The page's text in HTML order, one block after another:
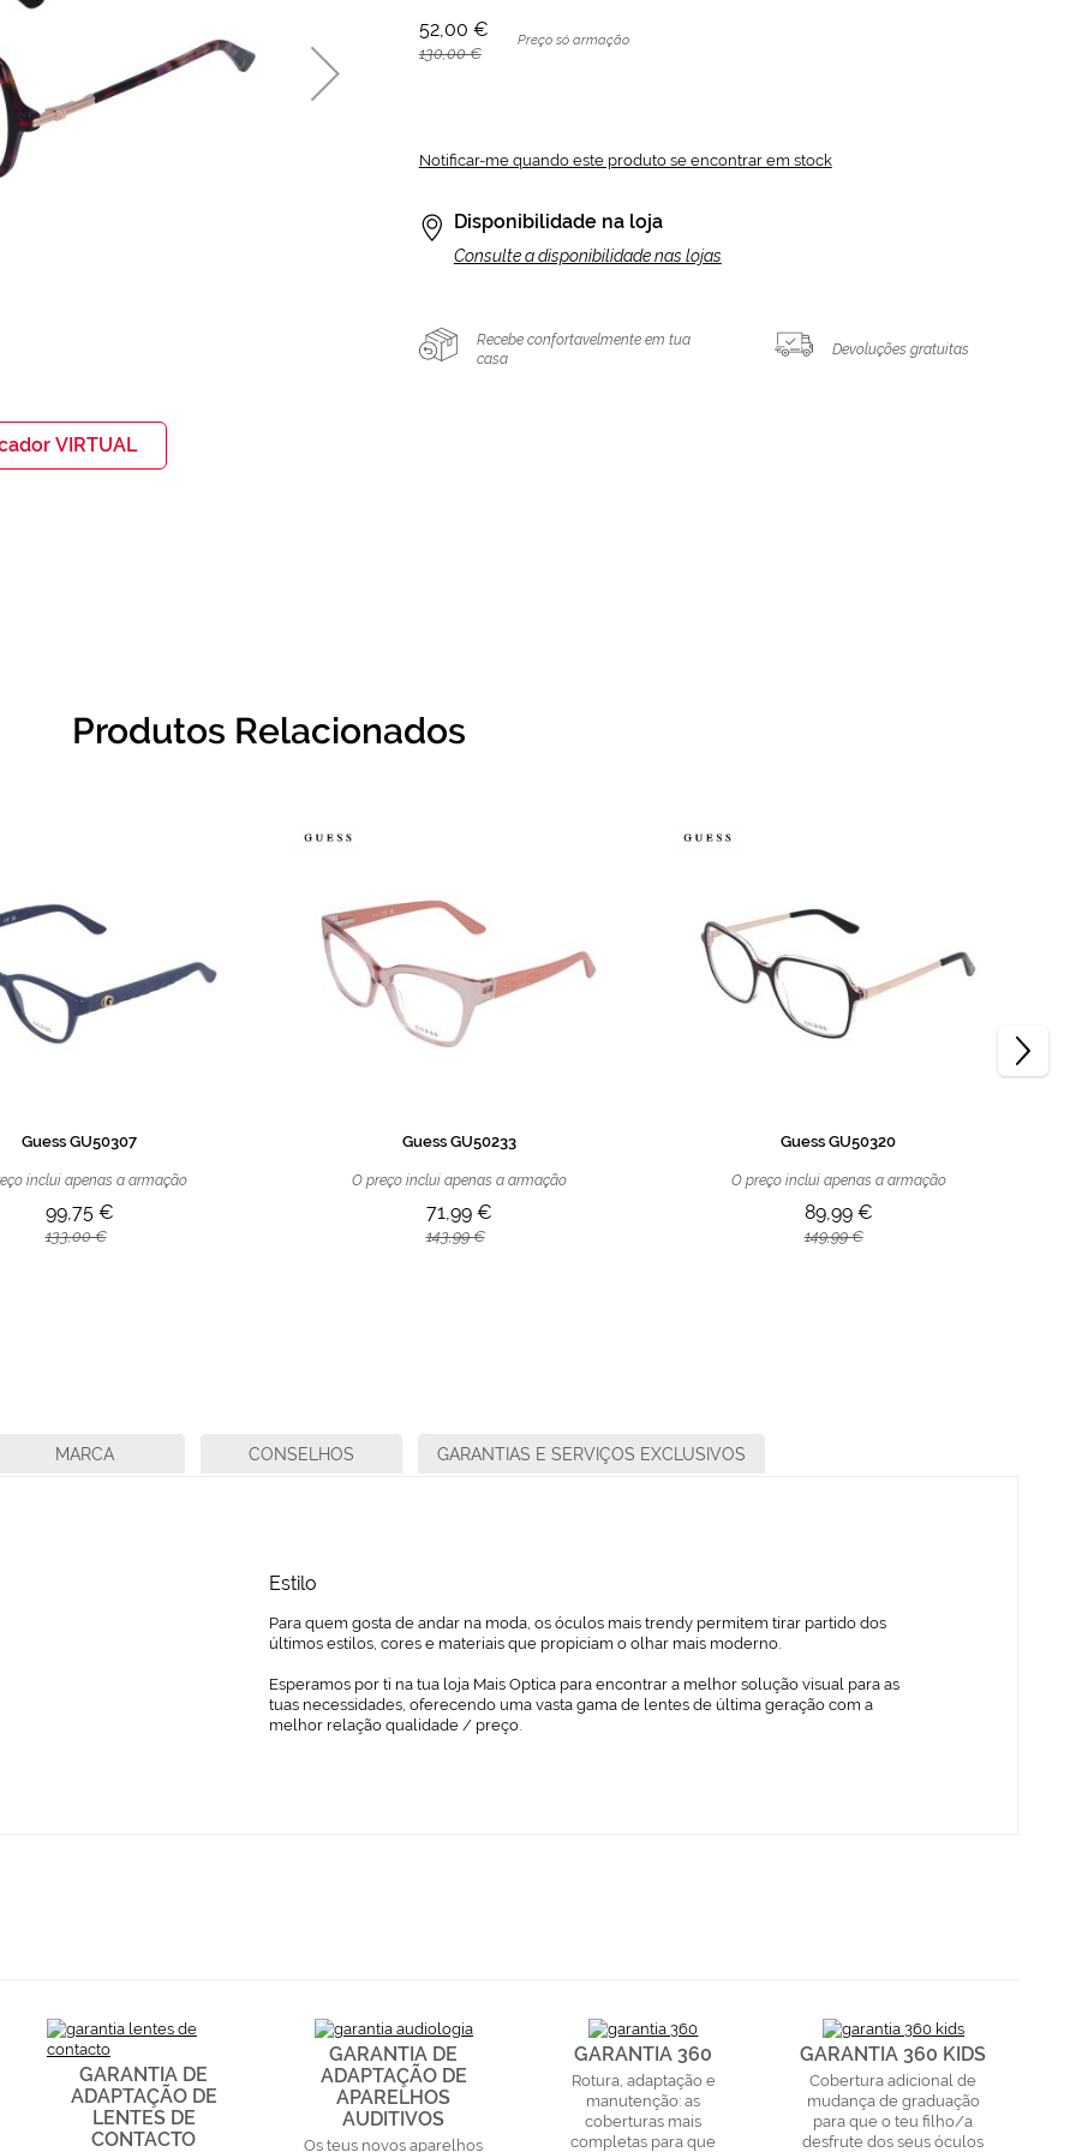
VIRTUAL
52,00 €
130,00 €
Preço só armação
Notificar-me quando este produto se encontrar em stock
Disponibilidade na loja
Consulte a disponibilidade nas lojas
Recebe confortavelmente em tua
casa
Devoluções gratuitas
Produtos Relacionados
Guess GU50307
inclui apenas a armação
99,75 €
133,00 €
Guess GU50233
O preço inclui apenas a armação
71,99 €
143,99 €
Guess GU50320
O preço inclui apenas a armação
89,99 €
149,99 €
Estilo
Para quem gosta de andar na moda, os óculos mais trendy permitem tirar partido dos
últimos estilos, cores e materiais que propiciam o olhar mais moderno.
Esperamos por ti na tua loja Mais Optica para encontrar a melhor solução visual para as
tuas necessidades, oferecendo uma vasta gama de lentes de última geração com a
melhor relação qualidade / preço.
MARCA CONSELHOS GARANTIAS E SERVIÇOS EXCLUSIVOS
GARANTIA DE
ADAPTAÇÃO DE
LENTES DE
CONTACTO
GARANTIA DE
ADAPTAÇÃO DE
APARELHOS
AUDITIVOS
Os teus novos aparelhos
GARANTIA 360
Rotura, adaptação e
manutenção: as
coberturas mais
completas para que
GARANTIA 360 KIDS
Cobertura adicional de
mudança de graduação
para que o teu filho/a
desfrute dos seus óculos